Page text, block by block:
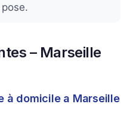
– Marseille
à domicile a Marseille